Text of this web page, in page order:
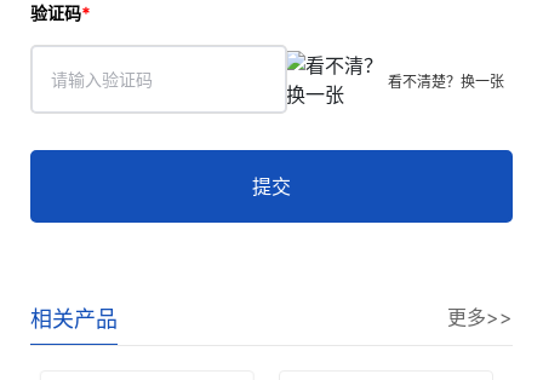
验证码
看不清楚？换一张
提交
相关产品 更多>>